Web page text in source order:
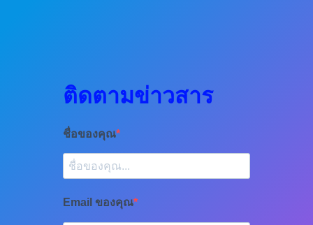
ติดตามข่าวสาร
ชื่อของคุณ
Email ของคุณ